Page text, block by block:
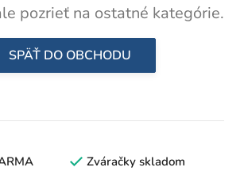
pozrieť na ostatné kategórie.
SPÄŤ DO OBCHODU
Zváračky skladom